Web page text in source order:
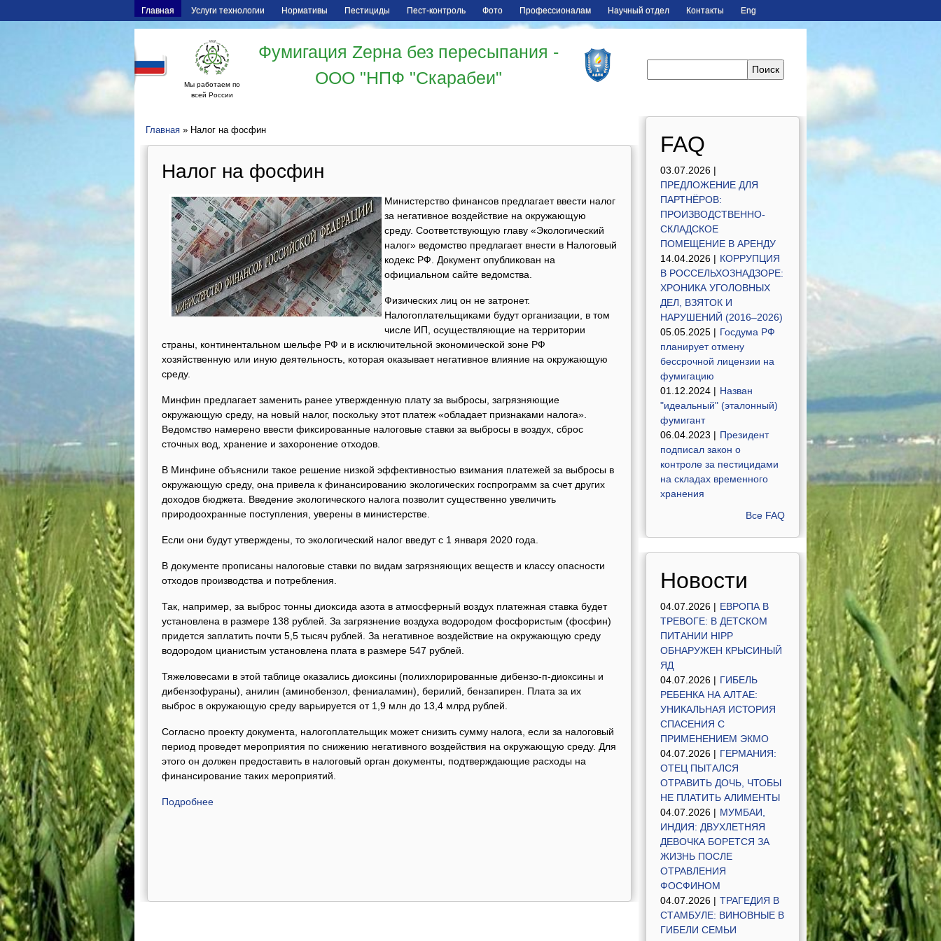
Главная Услуги технологии Нормативы Пестициды Пест-контроль Фото Профессионалам Научный отдел Контакты Eng
Мы работаем по
всей России
Фумигация Zерна без пересыпания -
ООО "НПФ "Скарабеи"
Главная » Налог на фосфин
Налог на фосфин
Министерство финансов предлагает ввести налог
за негативное воздействие на окружающую
среду. Соответствующую главу «Экологический
налог» ведомство предлагает внести в Налоговый
кодекс РФ. Документ опубликован на
официальном сайте ведомства.
Физических лиц он не затронет.
Налогоплательщиками будут организации, в том
числе ИП, осуществляющие на территории
страны, континентальном шельфе РФ и в исключительной экономической зоне РФ
хозяйственную или иную деятельность, которая оказывает негативное влияние на окружающую
среду.
Минфин предлагает заменить ранее утвержденную плату за выбросы, загрязняющие
окружающую среду, на новый налог, поскольку этот платеж «обладает признаками налога».
Ведомство намерено ввести фиксированные налоговые ставки за выбросы в воздух, сброс
сточных вод, хранение и захоронение отходов.
В Минфине объяснили такое решение низкой эффективностью взимания платежей за выбросы в
окружающую среду, она привела к финансированию экологических госпрограмм за счет других
доходов бюджета. Введение экологического налога позволит существенно увеличить
природоохранные поступления, уверены в министерстве.
Если они будут утверждены, то экологический налог введут с 1 января 2020 года.
В документе прописаны налоговые ставки по видам загрязняющих веществ и классу опасности
отходов производства и потребления.
Так, например, за выброс тонны диоксида азота в атмосферный воздух платежная ставка будет
установлена в размере 138 рублей. За загрязнение воздуха водородом фосфористым (фосфин)
придется заплатить почти 5,5 тысяч рублей. За негативное воздействие на окружающую среду
водородом цианистым установлена плата в размере 547 рублей.
Тяжеловесами в этой таблице оказались диоксины (полихлорированные дибензо-п-диоксины и
дибензофураны), анилин (аминобензол, фениаламин), берилий, бензапирен. Плата за их
выброс в окружающую среду варьируется от 1,9 млн до 13,4 млрд рублей.
Согласно проекту документа, налогоплательщик может снизить сумму налога, если за налоговый
период проведет мероприятия по снижению негативного воздействия на окружающую среду. Для
этого он должен предоставить в налоговый орган документы, подтверждающие расходы на
финансирование таких мероприятий.
Подробнее
FAQ
03.07.2026 |
ПРЕДЛОЖЕНИЕ ДЛЯ
ПАРТНЁРОВ:
ПРОИЗВОДСТВЕННО-
СКЛАДСКОЕ
ПОМЕЩЕНИЕ В АРЕНДУ
14.04.2026 | КОРРУПЦИЯ
В РОССЕЛЬХОЗНАДЗОРЕ:
ХРОНИКА УГОЛОВНЫХ
ДЕЛ, ВЗЯТОК И
НАРУШЕНИЙ (2016–2026)
05.05.2025 | Госдума РФ
планирует отмену
бессрочной лицензии на
фумигацию
01.12.2024 | Назван
"идеальный" (эталонный)
фумигант
06.04.2023 | Президент
подписал закон о
контроле за пестицидами
на складах временного
хранения
Все FAQ
Новости
04.07.2026 | ЕВРОПА В
ТРЕВОГЕ: В ДЕТСКОМ
ПИТАНИИ HIPP
ОБНАРУЖЕН КРЫСИНЫЙ
ЯД
04.07.2026 | ГИБЕЛЬ
РЕБЕНКА НА АЛТАЕ:
УНИКАЛЬНАЯ ИСТОРИЯ
СПАСЕНИЯ С
ПРИМЕНЕНИЕМ ЭКМО
04.07.2026 | ГЕРМАНИЯ:
ОТЕЦ ПЫТАЛСЯ
ОТРАВИТЬ ДОЧЬ, ЧТОБЫ
НЕ ПЛАТИТЬ АЛИМЕНТЫ
04.07.2026 | МУМБАИ,
ИНДИЯ: ДВУХЛЕТНЯЯ
ДЕВОЧКА БОРЕТСЯ ЗА
ЖИЗНЬ ПОСЛЕ
ОТРАВЛЕНИЯ
ФОСФИНОМ
04.07.2026 | ТРАГЕДИЯ В
СТАМБУЛЕ: ВИНОВНЫЕ В
ГИБЕЛИ СЕМЬИ